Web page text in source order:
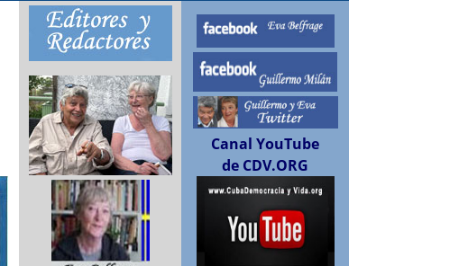
Canal YouTube
de CDV.ORG